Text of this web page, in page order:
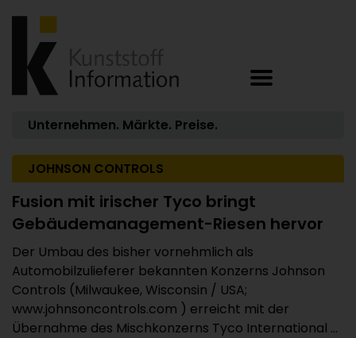
Unternehmen. Märkte. Preise.
JOHNSON CONTROLS
Fusion mit irischer Tyco bringt
Gebäudemanagement-Riesen hervor
Der Umbau des bisher vornehmlich als
Automobilzulieferer bekannten Konzerns Johnson
Controls (Milwaukee, Wisconsin / USA;
www.johnsoncontrols.com ) erreicht mit der
Übernahme des Mischkonzerns Tyco International ...